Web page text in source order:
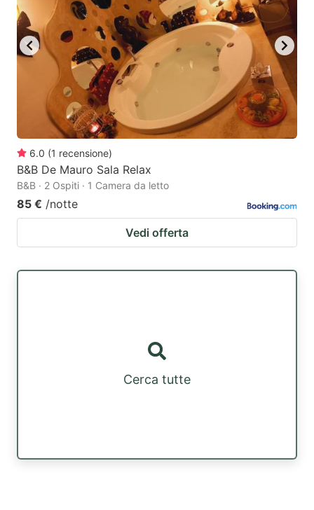
6.0 (1 recensione)
B&B De Mauro Sala Relax
B&B · 2 Ospiti · 1 Camera da letto
85 € /notte
Vedi offerta
Cerca tutte